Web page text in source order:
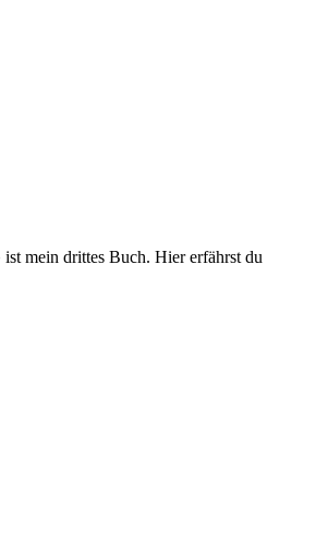
mein drittes Buch. Hier erfährst du